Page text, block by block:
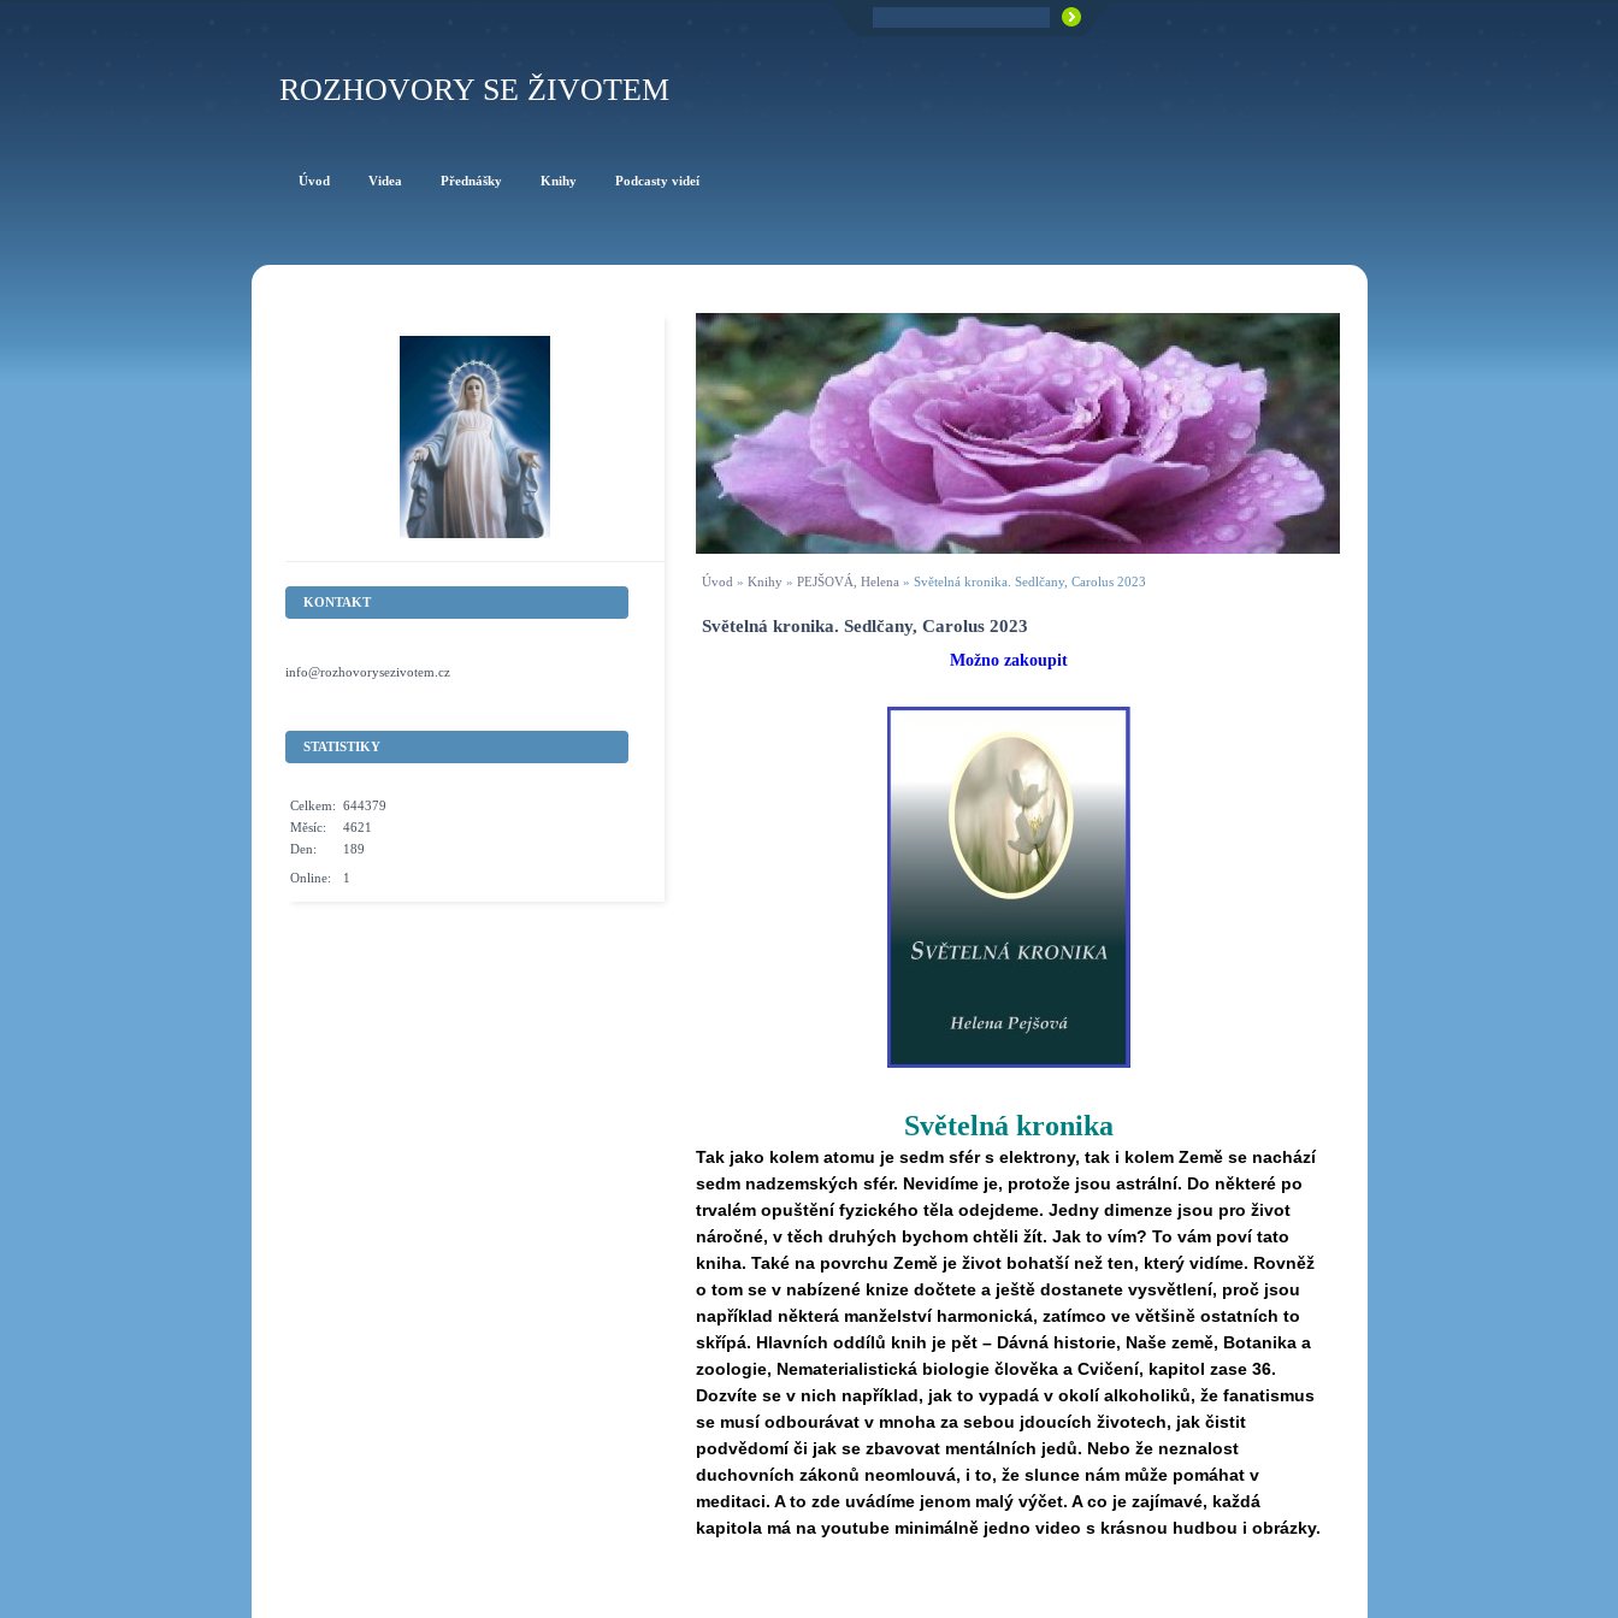
ROZHOVORY SE ŽIVOTEM
Úvod » Knihy » PEJŠOVÁ, Helena » Světelná kronika. Sedlčany, Carolus 2023
Světelná kronika. Sedlčany, Carolus 2023
Možno zakoupit
Světelná kronika
Tak jako kolem atomu je sedm sfér s elektrony, tak i kolem Země se nachází
sedm nadzemských sfér. Nevidíme je, protože jsou astrální. Do některé po
trvalém opuštění fyzického těla odejdeme. Jedny dimenze jsou pro život
náročné, v těch druhých bychom chtěli žít. Jak to vím? To vám poví tato
kniha. Také na povrchu Země je život bohatší než ten, který vidíme. Rovněž
o tom se v nabízené knize dočtete a ještě dostanete vysvětlení, proč jsou
například některá manželství harmonická, zatímco ve většině ostatních to
skřípá. Hlavních oddílů knih je pět – Dávná historie, Naše země, Botanika a
zoologie, Nematerialistická biologie člověka a Cvičení, kapitol zase 36.
Dozvíte se v nich například, jak to vypadá v okolí alkoholiků, že fanatismus
se musí odbourávat v mnoha za sebou jdoucích životech, jak čistit
podvědomí či jak se zbavovat mentálních jedů. Nebo že neznalost
duchovních zákonů neomlouvá, i to, že slunce nám může pomáhat v
meditaci. A to zde uvádíme jenom malý výčet. A co je zajímavé, každá
kapitola má na youtube minimálně jedno video s krásnou hudbou i obrázky.
Úvod Videa Přednášky Knihy Podcasty videí
KONTAKT
info@rozhovorysezivotem.cz
STATISTIKY
Online: 1
Celkem: 644379
Měsíc:
4621
Den:
189